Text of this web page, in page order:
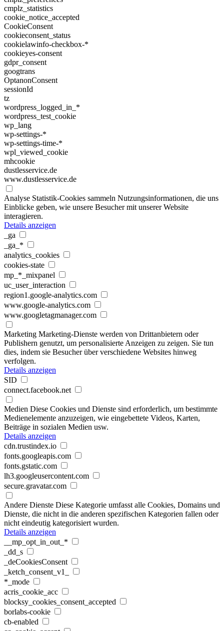
cmplz_statistics
cookie_notice_accepted
CookieConsent
cookieconsent_status
cookielawinfo-checkbox-*
cookieyes-consent
gdpr_consent
googtrans
OptanonConsent
sessionId
tz
wordpress_logged_in_*
wordpress_test_cookie
wp_lang
wp-settings-*
wp-settings-time-*
wpl_viewed_cookie
mhcookie
dustlesservice.de
www.dustlesservice.de
Analyse Statistik-Cookies sammeln Nutzungsinformationen, die uns
Einblicke geben, wie unsere Besucher mit unserer Website
interagieren.
Details anzeigen
_ga
_ga_*
analytics_cookies
cookies-state
mp_*_mixpanel
uc_user_interaction
region1.google-analytics.com
www.google-analytics.com
www.googletagmanager.com
Marketing Marketing-Dienste werden von Drittanbietern oder
Publishern genutzt, um personalisierte Anzeigen zu zeigen. Sie tun
dies, indem sie Besucher über verschiedene Websites hinweg
verfolgen.
Details anzeigen
SID
connect.facebook.net
Medien Diese Cookies und Dienste sind erforderlich, um bestimmte
Medienelemente anzuzeigen, wie eingebettete Videos, Karten,
Beiträge in sozialen Medien usw.
Details anzeigen
cdn.trustindex.io
fonts.googleapis.com
fonts.gstatic.com
lh3.googleusercontent.com
secure.gravatar.com
Andere Dienste Diese Kategorie umfasst alle Cookies, Domains und
Dienste, die nicht in die anderen spezifischen Kategorien fallen oder
nicht eindeutig kategorisiert wurden.
Details anzeigen
__mp_opt_in_out_*
_dd_s
_deCookiesConsent
_ketch_consent_v1_
*_mode
acris_cookie_acc
blocksy_cookies_consent_accepted
borlabs-cookie
cb-enabled